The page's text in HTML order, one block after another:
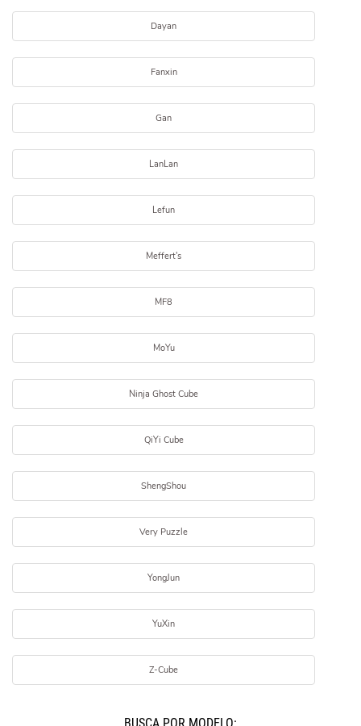
Dayan
Fanxin
Gan
LanLan
Lefun
Meffert's
MF8
MoYu
Ninja Ghost Cube
QiYi Cube
ShengShou
Very Puzzle
YongJun
YuXin
Z-Cube